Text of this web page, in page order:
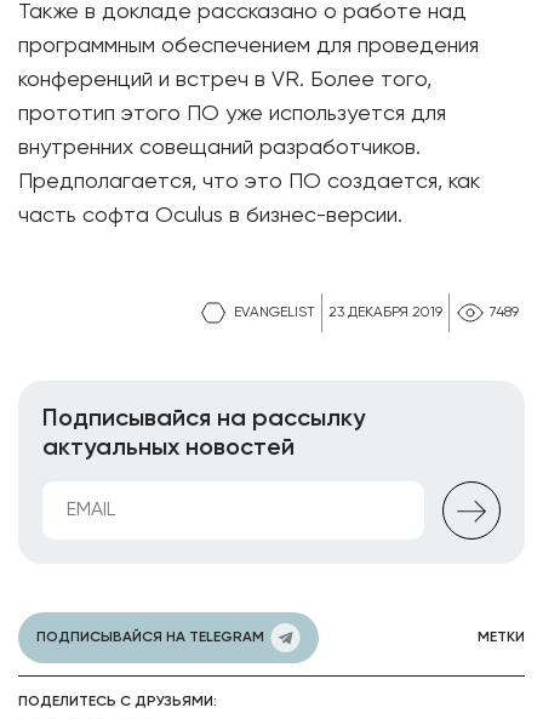
EVANGELIST 23 ДЕКАБРЯ 2019 7489
Также в докладе рассказано о работе над
программным обеспечением для проведения
конференций и встреч в VR. Более того,
прототип этого ПО уже используется для
внутренних совещаний разработчиков.
Предполагается, что это ПО создается, как
часть софта Oculus в бизнес-версии.
Подписывайся на рассылку
актуальных новостей
ПОДПИСЫВАЙСЯ НА TELEGRAM МЕТКИ
ПОДЕЛИТЕСЬ С ДРУЗЬЯМИ: